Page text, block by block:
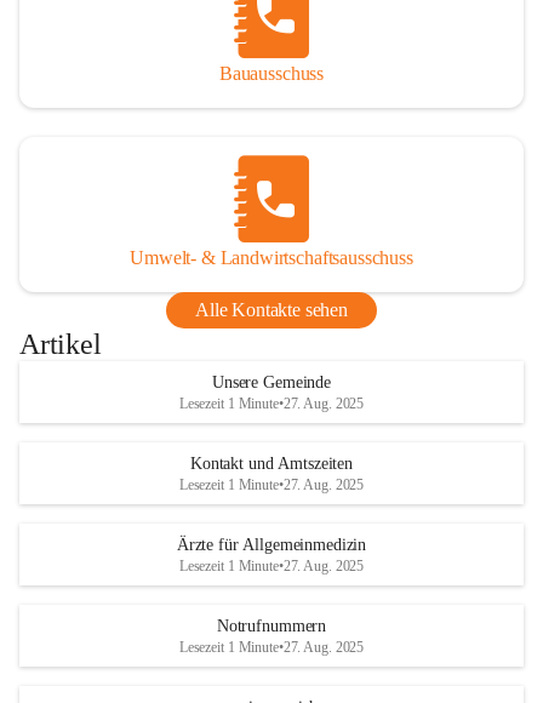
Bauausschuss
Umwelt- & Landwirtschaftsausschuss
Alle Kontakte sehen
Artikel
Unsere Gemeinde
Lesezeit 1 Minute•27. Aug. 2025
Kontakt und Amtszeiten
Lesezeit 1 Minute•27. Aug. 2025
Ärzte für Allgemeinmedizin
Lesezeit 1 Minute•27. Aug. 2025
Notrufnummern
Lesezeit 1 Minute•27. Aug. 2025